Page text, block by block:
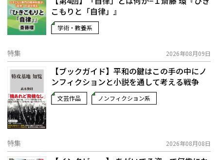
こもりと「自律」』
学術・教養系
特集 2026年08月09日
【ブックガイド】平和の鍵はこの手の中に――ノ
ンフィクションと小説を通して考える戦争
文芸作品 ノンフィクション系
特集 2026年08月08日